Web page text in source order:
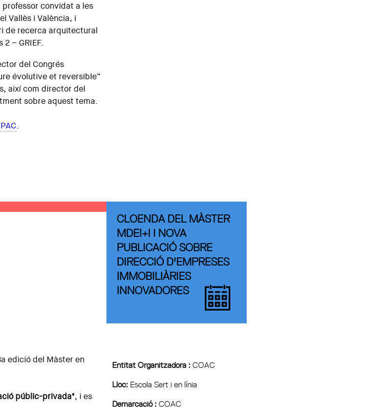
convidat a les
Vallès i València, i
de recerca arquitectural
2 – GRIEF.
del Congrés
évolutive et reversible”
així com director del
sobre aquest tema.
.
CLOENDA DEL MÀSTER
MDEI+I I NOVA
PUBLICACIÓ SOBRE
DIRECCIÓ D'EMPRESES
IMMOBILIÀRIES
INNOVADORES
Entitat Organitzadora :COAC
Lloc: Escola Sert i en línia
Demarcació :COAC
edició del Màster en
públic-privada", i es